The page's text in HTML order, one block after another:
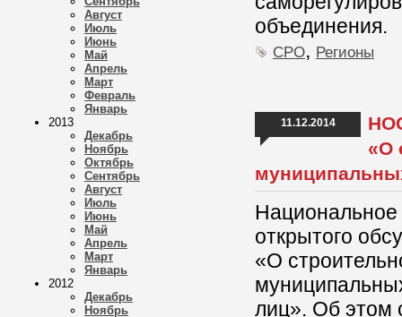
Август
Июль
Июнь
Май
Апрель
Март
Февраль
Январь
2013
Декабрь
Ноябрь
Октябрь
Сентябрь
Август
Июль
Июнь
Май
Апрель
Март
Январь
2012
Декабрь
Ноябрь
объединения.
СРО, Регионы
11.12.2014
«О
Национальное
открытого
«О
лиц». Об этом